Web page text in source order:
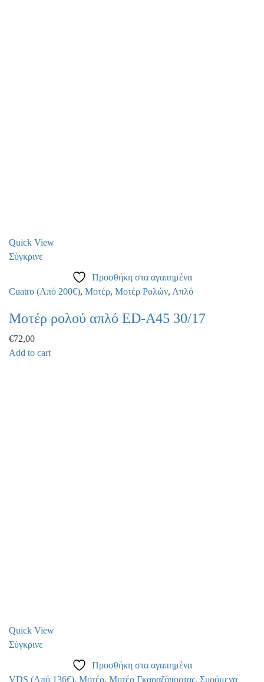
Quick View
Σύγκρινε
Προσθήκη στα αγαπημένα
Cuatro (Από 200€), Μοτέρ, Μοτέρ Ρολών, Απλό
Μοτέρ ρολού απλό ED-A45 30/17
€72,00
Add to cart
Quick View
Σύγκρινε
Προσθήκη στα αγαπημένα
VDS (Από 136€), Μοτέρ, Μοτέρ Γκαραζόπορτας, Συρόμενα